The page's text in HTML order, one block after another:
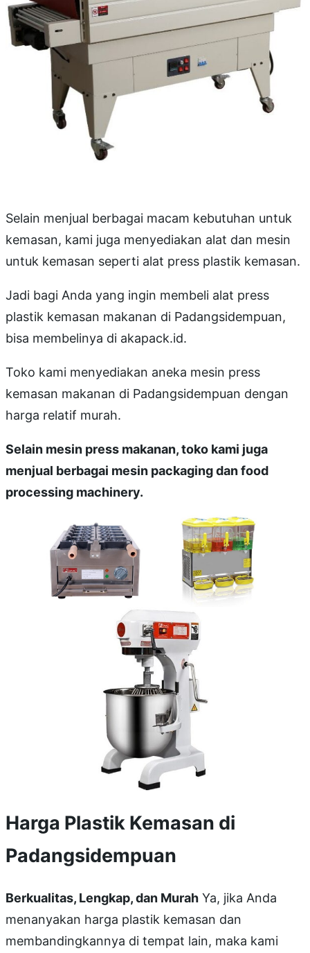
Selain menjual berbagai macam kebutuhan untuk
kemasan, kami juga menyediakan alat dan mesin
untuk kemasan seperti alat press plastik kemasan.
Jadi bagi Anda yang ingin membeli alat press
plastik kemasan makanan di Padangsidempuan,
bisa membelinya di akapack.id.
Toko kami menyediakan aneka mesin press
kemasan makanan di Padangsidempuan dengan
harga relatif murah.
Selain mesin press makanan, toko kami juga
menjual berbagai mesin packaging dan food
processing machinery.
Harga Plastik Kemasan di
Padangsidempuan
Berkualitas, Lengkap, dan Murah Ya, jika Anda
menanyakan harga plastik kemasan dan
membandingkannya di tempat lain, maka kami